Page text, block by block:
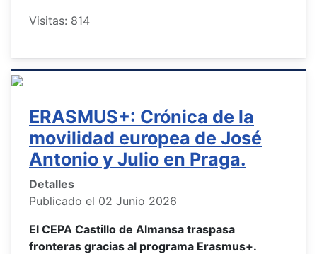
Visitas: 814
ERASMUS+: Crónica de la
movilidad europea de José
Antonio y Julio en Praga.
Detalles
Publicado el 02 Junio 2026
El CEPA Castillo de Almansa traspasa
fronteras gracias al programa Erasmus+.